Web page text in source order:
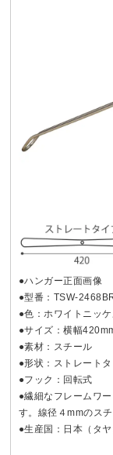
●ハンガー正面画像
●型番：TSW-
●色：ホワイトニッ
●サイズ：横幅
●素材：スチール
●形状：ストレート
●フック：回転式
●繊細なフレームワ
す。線径４mmのス
●生産国：日本（タヤ